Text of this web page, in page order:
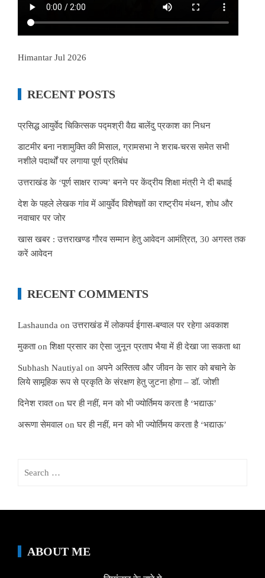
Himantar Jul 2026
RECENT POSTS
प्रसिद्ध आयुर्वेद चिकित्सक पद्मश्री वैद्य बालेंदु प्रकाश का निधन
डाटमीर बना नशामुक्ति की मिसाल, ग्रामसभा ने शराब-चरस समेत सभी
नशीले पदार्थों पर लगाया पूर्ण प्रतिबंध
उत्तराखंड के ‘पूर्ण साक्षर राज्य’ बनने पर केंद्रीय शिक्षा मंत्री ने दी बधाई
देश के पहले लेखक गांव में आयुर्वेद विशेषज्ञों का राष्ट्रीय मंथन, शोध और
नवाचार पर जोर
खास खबर : उत्तराखण्ड गौरव सम्मान हेतु आवेदन आमंत्रित, 30 अगस्त तक
करें आवेदन
RECENT COMMENTS
Lashaunda onउत्तराखंड में लोकपर्व ईगास-बग्वाल पर रहेगा अवकाश
मुकताonशिक्षा प्रसार का ऐसा जुनून प्रताप भैया में ही देखा जा सकता था
Subhash Nautiyal on अपने अस्तित्व और जीवन के सार को बचाने के
लिये सामूहिक रूप से प्रकृति के संरक्षण हेतु जुटना होगा – डॉ. जोशी
दिनेश रावतonघर ही नहीं, मन को भी ज्योर्तिमय करता है ‘भद्याऊ’
अरूणा सेमवाल onघर ही नहीं, मन को भी ज्योर्तिमय करता है ‘भद्याऊ’
ABOUT ME